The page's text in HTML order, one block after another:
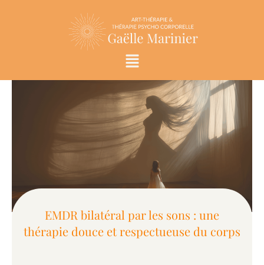
Menu
EMDR bilatéral par les sons : une
thérapie douce et respectueuse du corps